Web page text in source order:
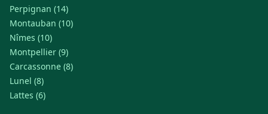
Perpignan (14)
Montauban (10)
Nîmes (10)
Montpellier (9)
Carcassonne (8)
Lunel (8)
Lattes (6)